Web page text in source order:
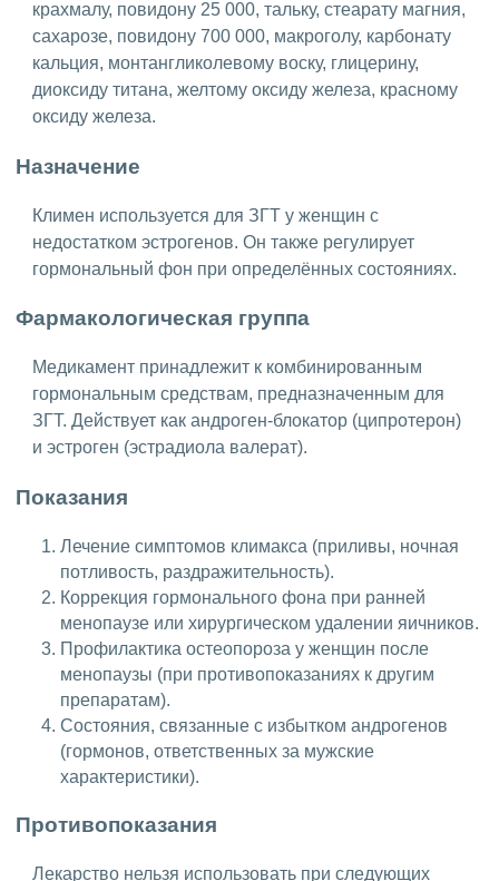
крахмалу, повидону 25 000, тальку, стеарату магния,
сахарозе, повидону 700 000, макроголу, карбонату
кальция, монтангликолевому воску, глицерину,
диоксиду титана, желтому оксиду железа, красному
оксиду железа.
Назначение
Климен используется для ЗГТ у женщин с
недостатком эстрогенов. Он также регулирует
гормональный фон при определённых состояниях.
Фармакологическая группа
Медикамент принадлежит к комбинированным
гормональным средствам, предназначенным для
ЗГТ. Действует как андроген-блокатор (ципротерон)
и эстроген (эстрадиола валерат).
Показания
Лечение симптомов климакса (приливы, ночная
потливость, раздражительность).
Коррекция гормонального фона при ранней
менопаузе или хирургическом удалении яичников.
Профилактика остеопороза у женщин после
менопаузы (при противопоказаниях к другим
препаратам).
Состояния, связанные с избытком андрогенов
(гормонов, ответственных за мужские
характеристики).
Противопоказания
Лекарство нельзя использовать при следующих